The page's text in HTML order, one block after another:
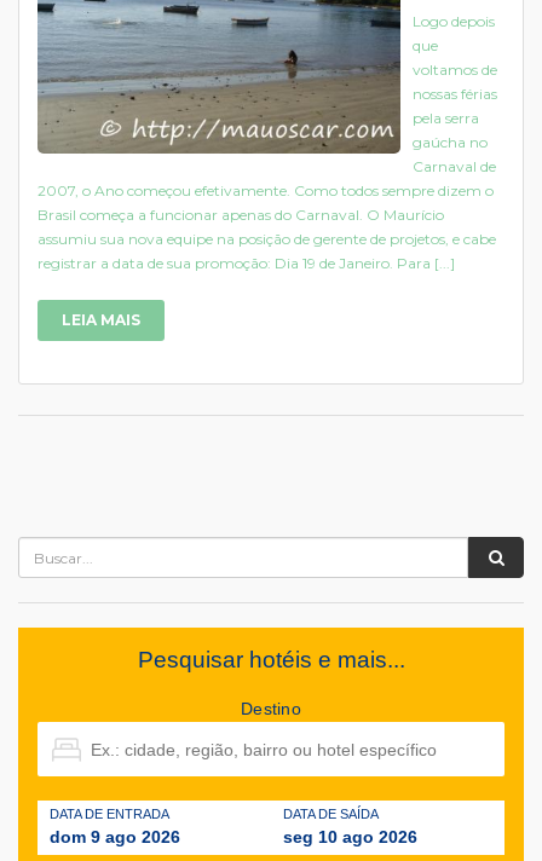
Logo depois
que
voltamos de
nossas férias
pela serra
gaúcha no
Carnaval de
2007, o Ano começou efetivamente. Como todos sempre dizem o
Brasil começa a funcionar apenas do Carnaval. O Maurício
assumiu sua nova equipe na posição de gerente de projetos, e cabe
registrar a data de sua promoção: Dia 19 de Janeiro. Para [...]
LEIA MAIS
Pesquisar hotéis e mais...
Destino
DATA DE ENTRADA
dom 9 ago 2026
DATA DE SAÍDA
seg 10 ago 2026